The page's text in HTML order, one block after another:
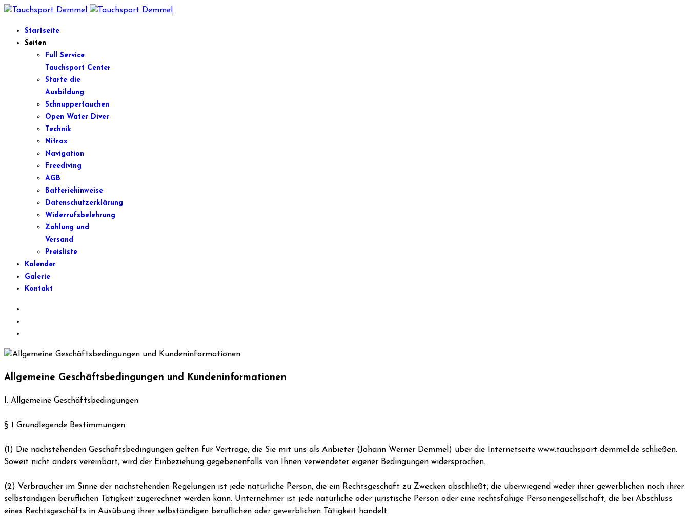
Startseite
Seiten
Full Service
Tauchsport Center
Starte die
Ausbildung
Schnuppertauchen
Open Water Diver
Technik
Nitrox
Navigation
Freediving
AGB
Batteriehinweise
Datenschutzerklärung
Widerrufsbelehrung
Zahlung und
Versand
Preisliste
Kalender
Galerie
Kontakt
Allgemeine Geschäftsbedingungen und Kundeninformationen
I. Allgemeine Geschäftsbedingungen
§ 1 Grundlegende Bestimmungen
(1) Die nachstehenden Geschäftsbedingungen gelten für Verträge, die Sie mit uns als Anbieter (Johann Werner Demmel) über die Internetseite www.tauchsport-demmel.de schließen.
Soweit nicht anders vereinbart, wird der Einbeziehung gegebenenfalls von Ihnen verwendeter eigener Bedingungen widersprochen.
(2) Verbraucher im Sinne der nachstehenden Regelungen ist jede natürliche Person, die ein Rechtsgeschäft zu Zwecken abschließt, die überwiegend weder ihrer gewerblichen noch ihrer
selbständigen beruflichen Tätigkeit zugerechnet werden kann. Unternehmer ist jede natürliche oder juristische Person oder eine rechtsfähige Personengesellschaft, die bei Abschluss
eines Rechtsgeschäfts in Ausübung ihrer selbständigen beruflichen oder gewerblichen Tätigkeit handelt.